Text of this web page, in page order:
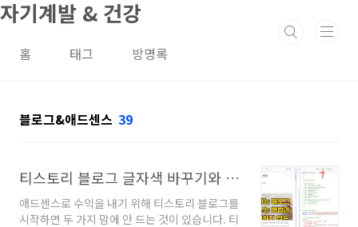
본문 바로가기
자기계발 & 건강
홈 태그 방명록
블로그&애드센스 39
티스토리 블로그 글자색 바꾸기와 제목 이쁘게 만들기 - h2 태그 본문 CSS
애드센스로 수익을 내기 위해 티스토리 블로그를
시작하면 두 가지 맘에 안 드는 것이 있습니다. 티